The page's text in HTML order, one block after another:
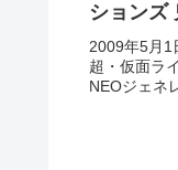
ションズ
で見れる
動画配信
2009年5月1
超・仮面ラ
NEOジェネ
艦」を今す
ビス（